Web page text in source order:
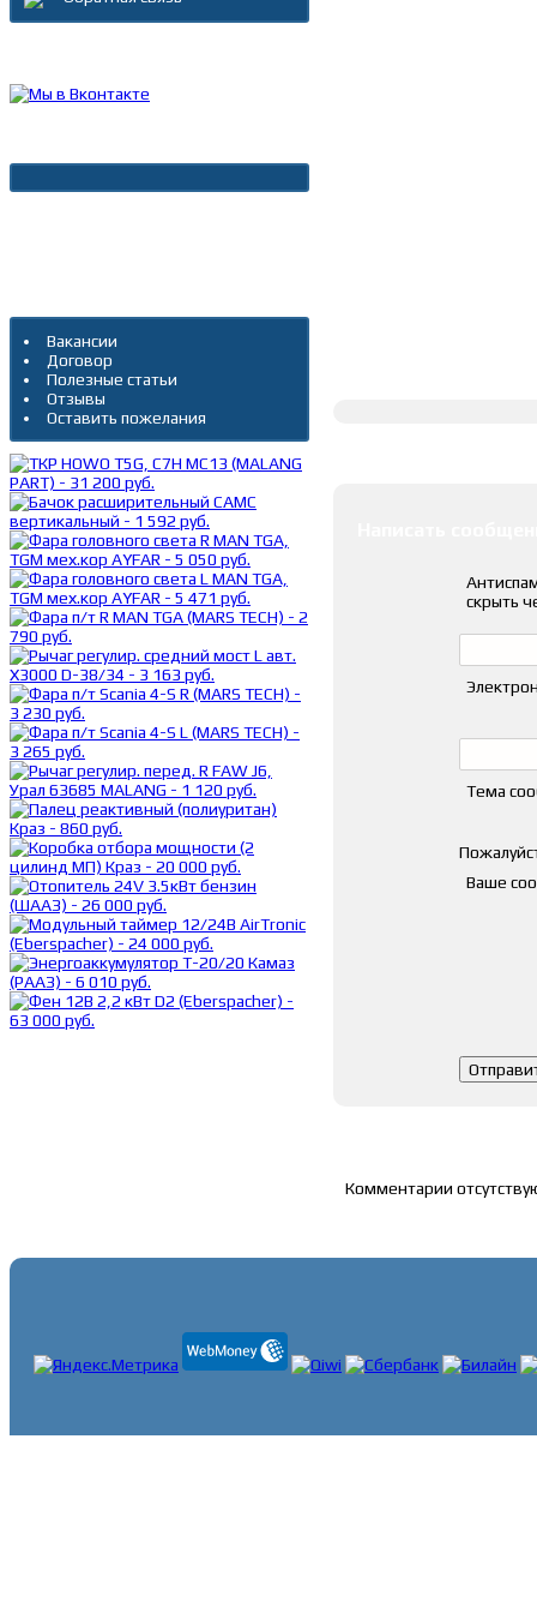
скрыть
Тема
Ваше
Комментарии
Вакансии
Договор
Полезные статьи
Отзывы
Оставить пожелания